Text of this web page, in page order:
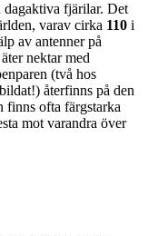
dagaktiva fjärilar. Det
varav cirka 110 i
av antenner på
nektar med
(två hos
återfinns på den
finns ofta färgstarka
mot varandra över